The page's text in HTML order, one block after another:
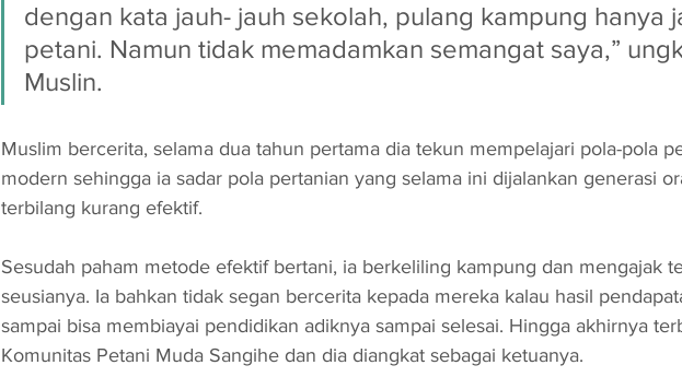
dengan kata jauh- jauh sekolah, pulang kampung hanya
petani. Namun tidak memadamkan semangat saya,”
Muslin.
Muslim bercerita, selama dua tahun pertama dia tekun mempelajari pola-pola
modern sehingga ia sadar pola pertanian yang selama ini dijalankan generasi
terbilang kurang efektif.
Sesudah paham metode efektif bertani, ia berkeliling kampung dan mengajak
seusianya. Ia bahkan tidak segan bercerita kepada mereka kalau hasil
sampai bisa membiayai pendidikan adiknya sampai selesai. Hingga akhirnya
Komunitas Petani Muda Sangihe dan dia diangkat sebagai ketuanya.